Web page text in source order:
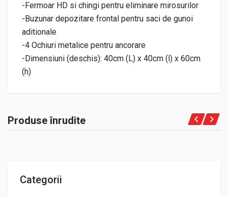
Categorii
-Fermoar HD si chingi pentru eliminare mirosurilor
-Buzunar depozitare frontal pentru saci de gunoi
aditionale
-4 Ochiuri metalice pentru ancorare
-Dimensiuni (deschis): 40cm (L) x 40cm (l) x 60cm
(h)
Produse înrudite